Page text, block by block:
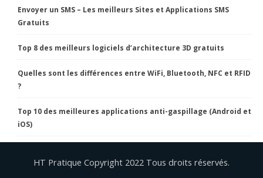
Envoyer un SMS – Les meilleurs Sites et Applications SMS
Gratuits
Top 8 des meilleurs logiciels d’architecture 3D gratuits
Quelles sont les différences entre WiFi, Bluetooth, NFC et RFID
?
Top 10 des meilleures applications anti-gaspillage (Android et
iOS)
HT Pratique Copyright 2022 Tous droits réservés.